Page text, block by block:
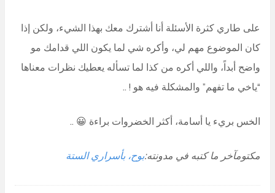
على طاري كثرة الأسئلة أنا أشترك معك بهذا الشيء، ولكن إذا
كان الموضوع مهم لي، وأكره شي لما يكون اللي قدامك مو
واضح أبداً، واللي أكره من كذا لما تسأله يعطيك نظرات معناها
“ياخي ما تفهم” والمشكلة فيه هو ! ..
الخس بريء يا أسامة، أكثر الخضروات براءة 😀 ..
مكتومآخر ما كتبه في مدونته:بوح، بأسراري الستة